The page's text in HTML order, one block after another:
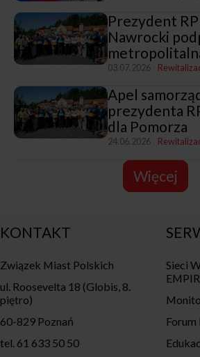
Prezydent
Nawrocki
03.07.2026
Apel
prezydenta
dla Pomorza
24.06.2026
Więcej
KONTAKT
Związek Miast Polskich
ul. Roosevelta 18 (Globis, 8.
piętro)
60-829 Poznań
tel. 61 633 50 50
Sieci